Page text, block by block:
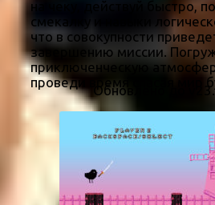
на чеку, действуй быстро,
смекалку и навыки
что в совокупности
завершению миссии.
приключенческую
проведи время спасая мир
Обновлено до